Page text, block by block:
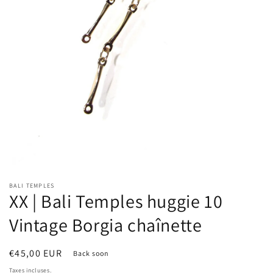
média
1
dans
fenêtre
modale
BALI TEMPLES
XX | Bali Temples huggie 10
Vintage Borgia chaînette
Prix
habituel
€45,00 EUR Back soon
Taxes incluses.